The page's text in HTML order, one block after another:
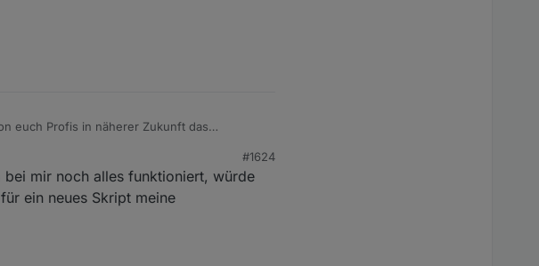
euch Profis in näherer Zukunft das
und ich hoffe noch drumherum zu
#1624
mir noch alles funktioniert, würde
ein neues Skript meine